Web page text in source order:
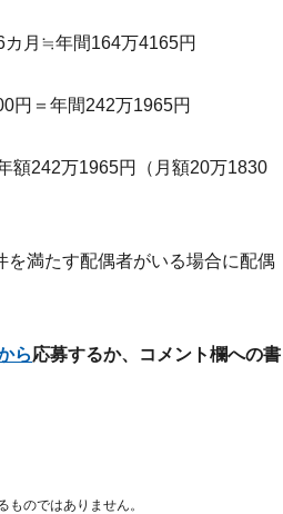
カ月≒年間164万4165円
円＝年間242万1965円
額242万1965円（月額20万1830
満たす配偶者がいる場合に配偶
ら応募するか、コメント欄への書
のではありません。